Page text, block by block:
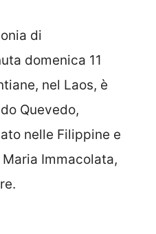
di
domenica 11
nel Laos, è
Quevedo,
nelle Filippine e
Immacolata,